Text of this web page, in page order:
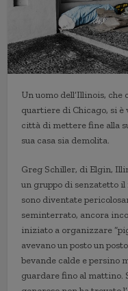
Un uomo dell’Illinois,
quartiere di Chicago, si
città di mettere fine alla
sua casa sia demolita.
Greg Schiller, di Elgin,
un gruppo di senzatetto
sono diventate
seminterrato, ancora
iniziato a organizzare
avevano un posto un
bevande calde e persino
guardare fino al mattino.